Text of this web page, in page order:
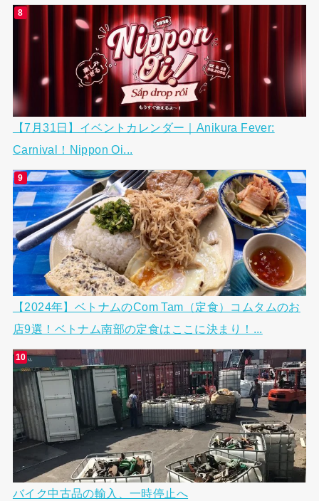
【7月31日】イベントカレンダー｜Anikura Fever:
Carnival！Nippon Oi...
【2024年】ベトナムのCom Tam（定食）コムタムのお
店9選！ベトナム南部の定食はここに決まり！...
バイク中古品の輸入、一時停止へ